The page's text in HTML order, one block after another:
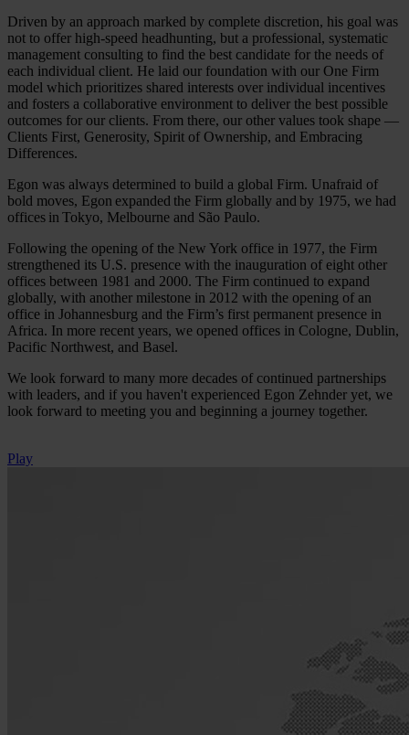
Driven by an approach marked by complete discretion, his goal was
not to offer high-speed headhunting, but a professional, systematic
management consulting to find the best candidate for the needs of
each individual client. He laid our foundation with our One Firm
model which prioritizes shared interests over individual incentives
and fosters a collaborative environment to deliver the best possible
outcomes for our clients. From there, our other values took shape —
Clients First, Generosity, Spirit of Ownership, and Embracing
Differences.
Egon was always determined to build a global Firm. Unafraid of
bold moves, Egon expanded the Firm globally and by 1975, we had
offices in Tokyo, Melbourne and São Paulo.
Following the opening of the New York office in 1977, the Firm
strengthened its U.S. presence with the inauguration of eight other
offices between 1981 and 2000. The Firm continued to expand
globally, with another milestone in 2012 with the opening of an
office in Johannesburg and the Firm’s first permanent presence in
Africa. In more recent years, we opened offices in Cologne, Dublin,
Pacific Northwest, and Basel.
We look forward to many more decades of continued partnerships
with leaders, and if you haven't experienced Egon Zehnder yet, we
look forward to meeting you and beginning a journey together.
Play